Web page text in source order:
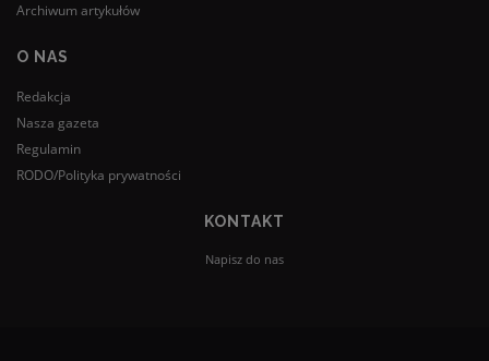
Archiwum artykułów
O NAS
Redakcja
Nasza gazeta
Regulamin
RODO/Polityka prywatności
KONTAKT
Napisz do nas